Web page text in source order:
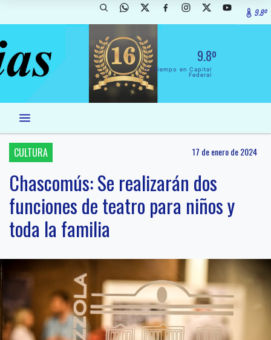
9.8º
9.8º
El Tiempo en Capital
Federal
CULTURA 17 de enero de 2024
Chascomús: Se realizarán dos
funciones de teatro para niños y
toda la familia